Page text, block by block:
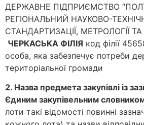
ДЕРЖАВНЕ ПІДПРИЄМСТВО
РЕГІОНАЛЬНИЙ НАУКОВО-
СТАНДАРТИЗАЦІЇ, МЕТРОЛОГІЇ ТА
ЧЕРКАСЬКА ФІЛІЯ код філії
особа, яка забезпечує потреби
територіальної громади
2. Назва предмета закупівлі із
Єдиним закупівельним
лоти такі відомості повинні